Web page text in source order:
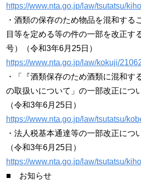
https://www.nta.go.jp/law/tsutatsu/
・酒類の保存のため物品を混和する
目等を定める等の件の一部を改正す
号）（令和3年6月25日）
https://www.nta.go.jp/law/kokuji/
・「『酒類保存のため酒類に混和す
の取扱いについて」の一部改正につ
（令和3年6月25日）
https://www.nta.go.jp/law/tsutatsu/
・法人税基本通達等の一部改正につ
（令和3年6月25日）
https://www.nta.go.jp/law/tsutatsu/
■ お知らせ